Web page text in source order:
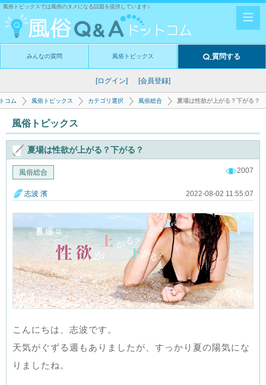
風俗トピックスでは風俗のタメになる話題を提供しています♪
みんなの質問 風俗トピックス 質問する
[ログイン] [会員登録]
コム 風俗トピックス カテゴリ選択 風俗総合 夏場は性欲が上がる？下がる？
風俗トピックス
夏場は性欲が上がる？下がる？
風俗総合 2007
志波 濱 2022-08-02 11:55:07
こんにちは、志波です。
天気がぐずる週もありましたが、すっかり夏の陽気にな
りましたね。